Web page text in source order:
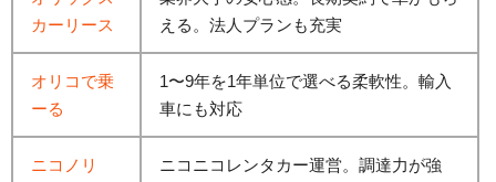
カーリース
える。法人プランも充実
オリコで乗
ーる
1〜9年を1年単位で選べる柔軟性。輸入
車にも対応
ニコノリ
ニコニコレンタカー運営。調達力が強